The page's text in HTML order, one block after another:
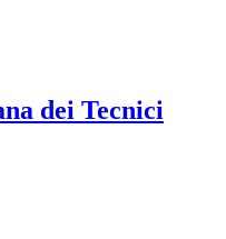
dei Tecnici